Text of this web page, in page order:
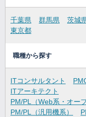
千葉県 群馬県 茨城
東京都
職種から探す
ITコンサルタント
ITアーキテクト
PM/PL（Web系・オー
PM/PL（汎用機系）